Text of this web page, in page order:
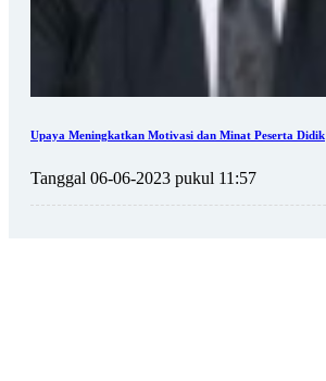
Upaya Meningkatkan Motivasi dan Minat Peserta Didik
Tanggal 06-06-2023 pukul 11:57